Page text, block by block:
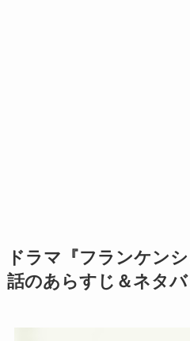
ドラマ『フランケン
話のあらすじ＆ネタバ